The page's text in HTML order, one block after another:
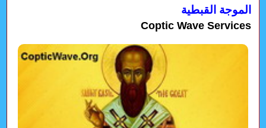
الموجة القبطية
Coptic Wave Services